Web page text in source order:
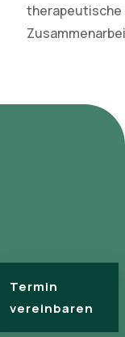
therapeutische
Termin
vereinbaren